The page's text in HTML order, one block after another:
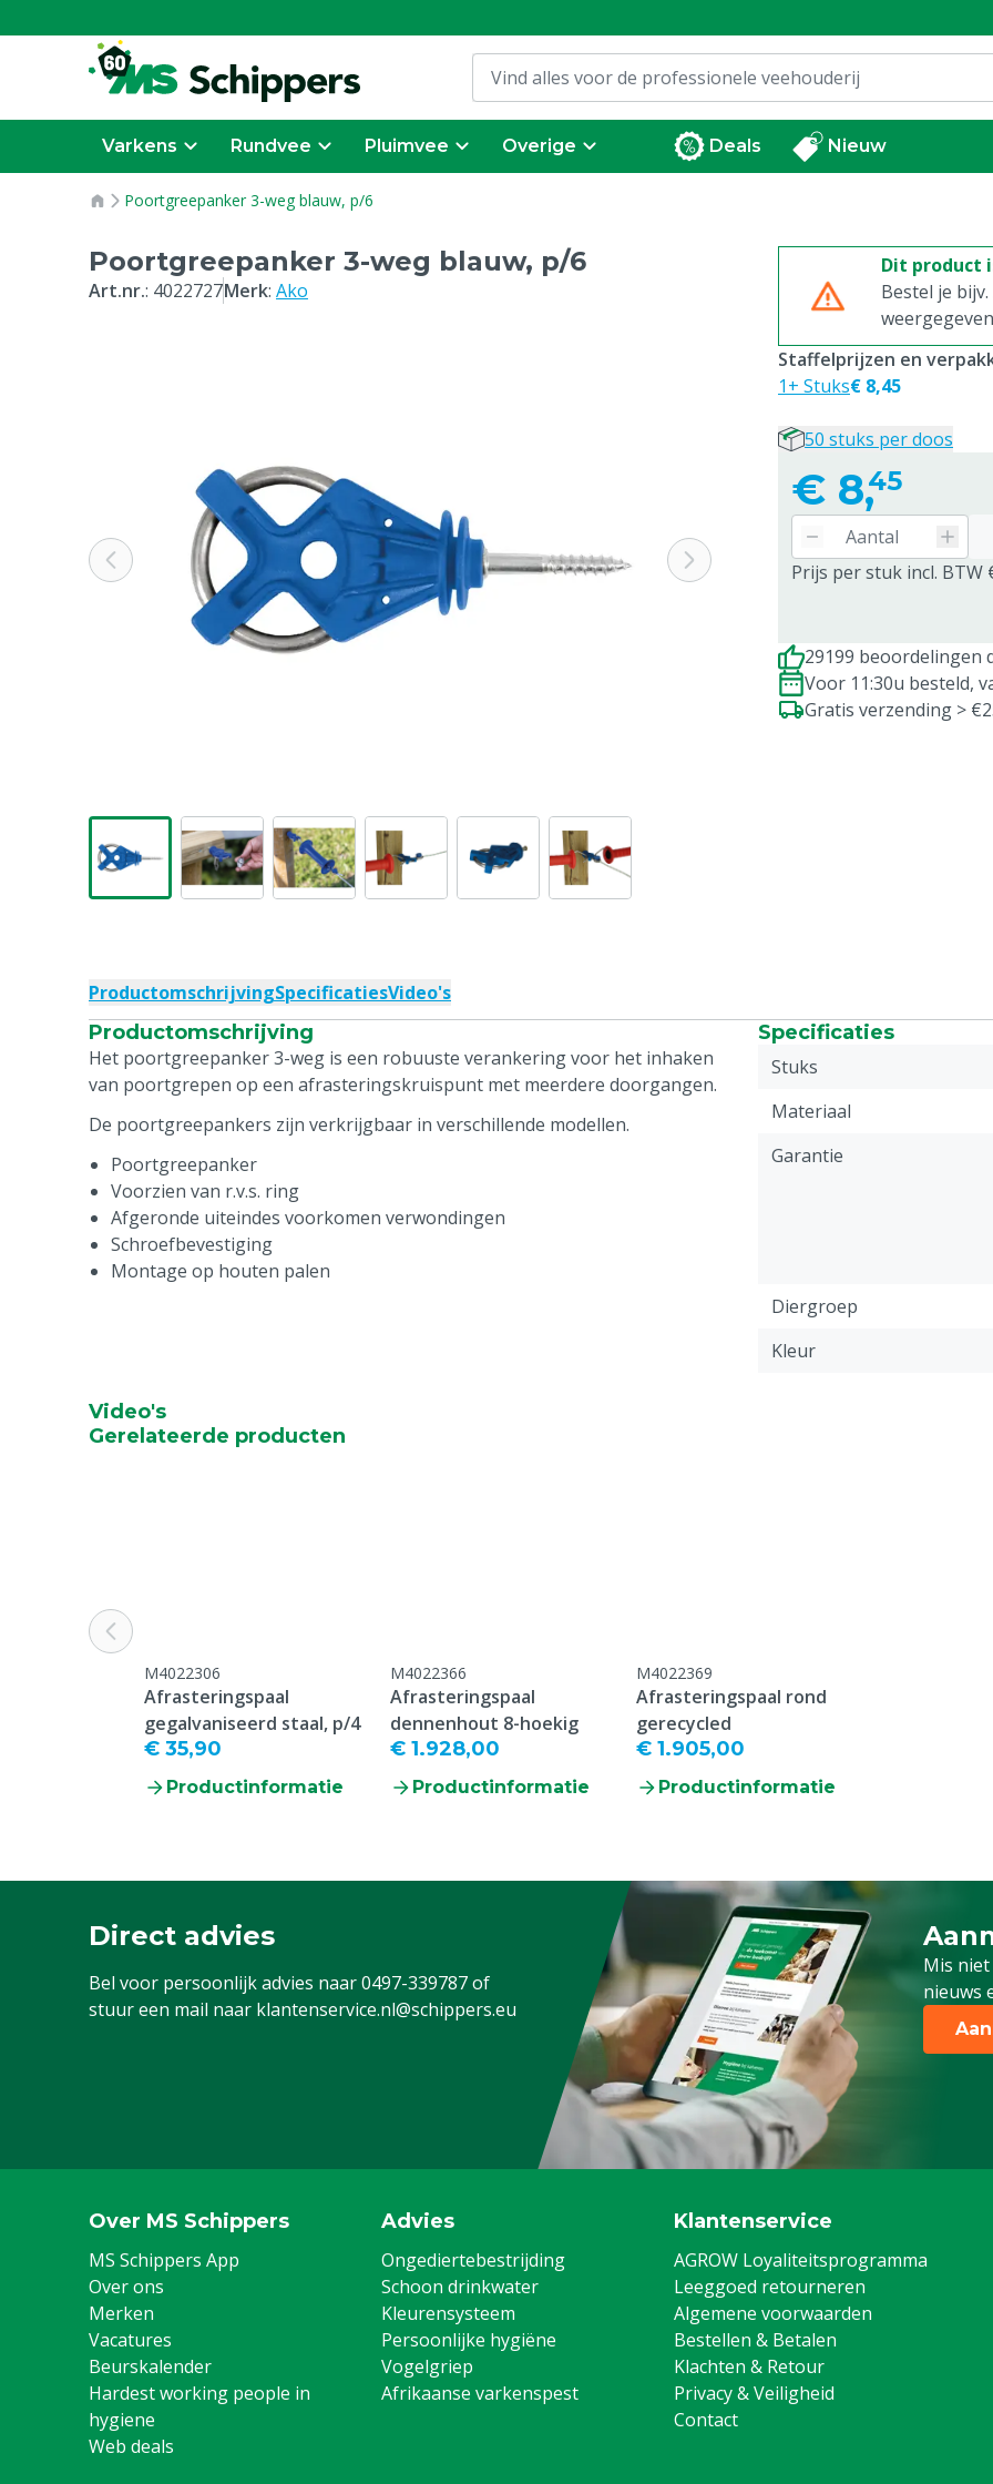
Varkens Rundvee Pluimvee Overige Deals Nieuw
Poortgreepanker 3-weg blauw, p/6
Poortgreepanker 3-weg blauw, p/6
Art.nr.: 4022727Merk: Ako
Dit product
Bestel je
€ 8,45
Prijs per stuk incl. BTW
Staffelprijzen en
1+ Stuks€ 8,45
50 stuks per doos
29199 beoordelingen
Voor 11:30u besteld,
Gratis verzending >
ProductomschrijvingSpecificatiesVideo's
Productomschrijving
Het poortgreepanker 3-weg is een robuuste verankering voor het inhaken
van poortgrepen op een afrasteringskruispunt met meerdere doorgangen.
De poortgreepankers zijn verkrijgbaar in verschillende modellen.
Poortgreepanker
Voorzien van r.v.s. ring
Afgeronde uiteindes voorkomen verwondingen
Schroefbevestiging
Montage op houten palen
Specificaties
Stuks
Materiaal
Garantie
Diergroep
Kleur
Video's
Gerelateerde producten
M4022306
Afrasteringspaal
gegalvaniseerd staal, p/4
€ 35,90
Productinformatie
M4022366
Afrasteringspaal
dennenhout 8-hoekig
€ 1.928,00
Productinformatie
M4022369
Afrasteringspaal rond
gerecycled
€ 1.905,00
Productinformatie
Direct advies
Bel voor persoonlijk advies naar0497-339787of
stuur een mail naar klantenservice.nl@schippers.eu
Mis
nieuws
Schrijf
Over MS Schippers
MS Schippers App
Over ons
Merken
Vacatures
Beurskalender
Hardest working people in
hygiene
Web deals
Advies
Ongediertebestrijding
Schoon drinkwater
Kleurensysteem
Persoonlijke hygiëne
Vogelgriep
Afrikaanse varkenspest
Klantenservice
AGROW Loyaliteitsprogramma
Leeggoed retourneren
Algemene voorwaarden
Bestellen & Betalen
Klachten & Retour
Privacy & Veiligheid
Contact